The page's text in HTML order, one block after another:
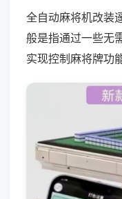
全自动麻将机改装
般是指通过一些无
实现控制麻将牌功